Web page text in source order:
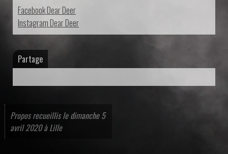
Facebook Dear Deer
Instagram Dear Deer
Partage
Propos recueillis le dimanche 5
avril 2020 à Lille